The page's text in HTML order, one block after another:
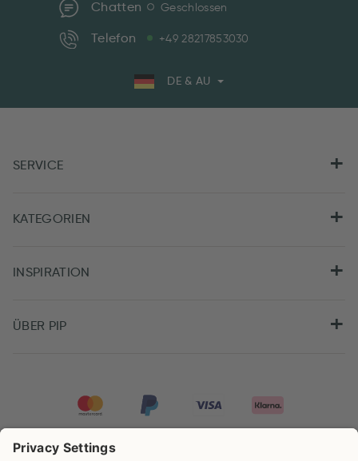
Chatten Geschlossen
Telefon +49 28217853030
DE & AU
SERVICE
KATEGORIEN
INSPIRATION
ÜBER PIP